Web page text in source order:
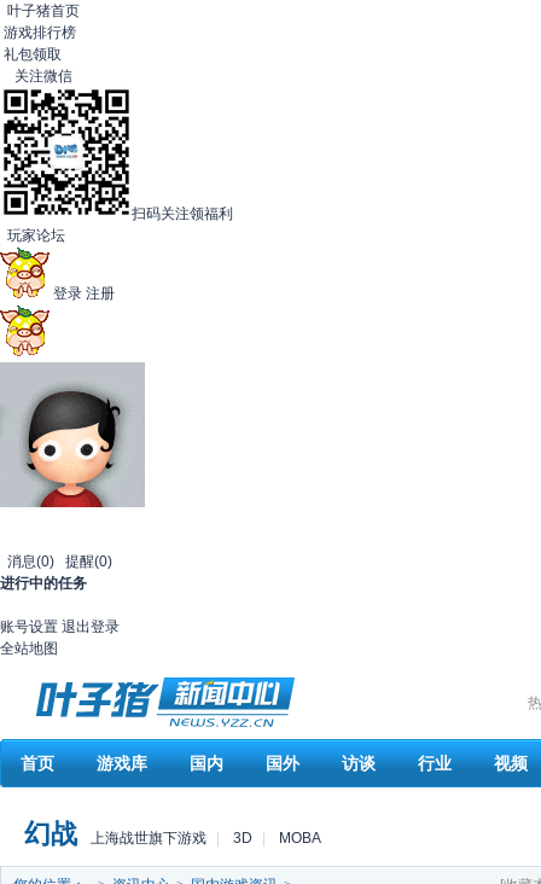
叶子猪首页
游戏排行榜
礼包领取
关注微信
扫码关注领福利
玩家论坛
登录 注册
消息(0) 提醒(0)
进行中的任务
账号设置 退出登录
全站地图
首页 游戏库 国内 国外 访谈 行业 视频
幻战 上海战世旗下游戏 3D MOBA